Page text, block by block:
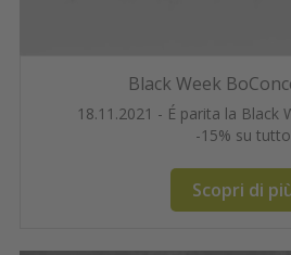
Black Week
18.11.2021 - É parita la Black
-15% su tutto
Scopri di